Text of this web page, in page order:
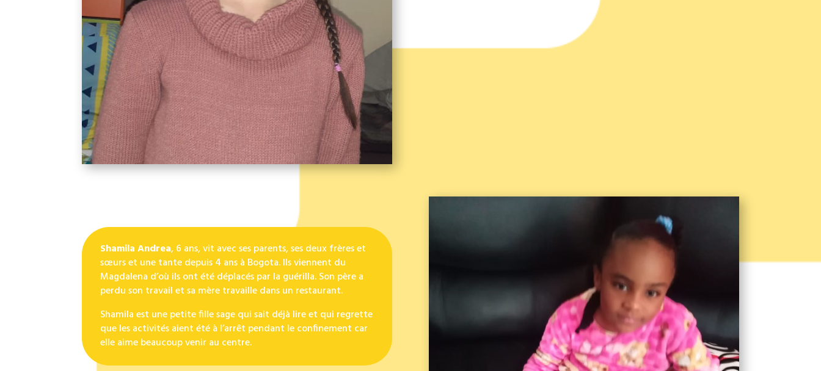
Shamila Andrea, 6 ans, vit avec ses parents, ses deux frères et
sœurs et une tante depuis 4 ans à Bogota. Ils viennent du
Magdalena d’où ils ont été déplacés par la guérilla. Son père a
perdu son travail et sa mère travaille dans un restaurant.
Shamila est une petite fille sage qui sait déjà lire et qui regrette
que les activités aient été à l’arrêt pendant le confinement car
elle aime beaucoup venir au centre.